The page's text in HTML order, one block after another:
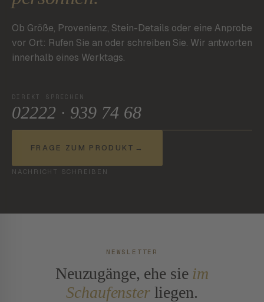
Ob Größe, Provenienz, Stein-Details oder eine Anprobe
vor Ort: Rufen Sie an oder schreiben Sie. Wir antworten
innerhalb eines Werktags.
DIREKT SPRECHEN
02222 · 939 74 68
FRAGE ZUM PRODUKT →
NACHRICHT SCHREIBEN
NEWSLETTER
Neuzugänge, ehe sie im
Schaufensterliegen.